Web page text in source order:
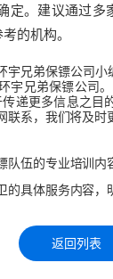
定。建议通过多
的机构。
宇兄弟保镖公司小
宇兄弟保镖公司
递更多信息之目
联系，我们将及时
的具体服务内容，
返回列表